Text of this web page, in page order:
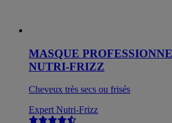
MASQUE
NUTRI-FRIZZ
Cheveux très secs ou frisés
Expert Nutri-Frizz